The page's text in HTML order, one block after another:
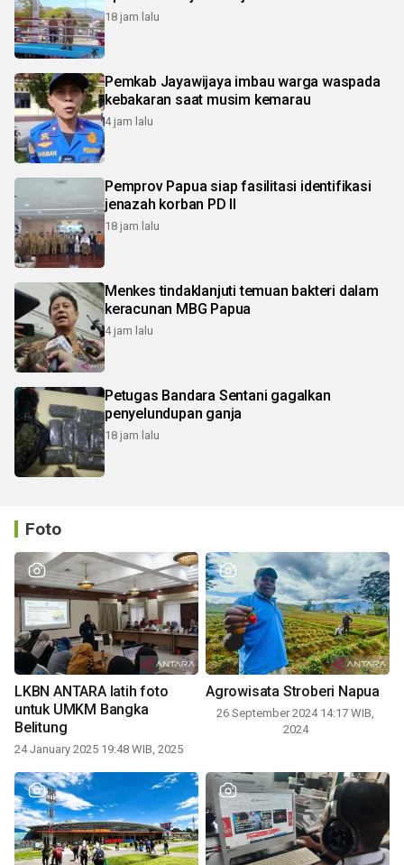
18 jam lalu
Pemkab Jayawijaya imbau warga waspada
kebakaran saat musim kemarau
4 jam lalu
Pemprov Papua siap fasilitasi identifikasi
jenazah korban PD II
18 jam lalu
Menkes tindaklanjuti temuan bakteri dalam
keracunan MBG Papua
4 jam lalu
Petugas Bandara Sentani gagalkan
penyelundupan ganja
18 jam lalu
Foto
LKBN ANTARA latih foto
untuk UMKM Bangka
Belitung
24 January 2025 19:48 WIB, 2025
Agrowisata Stroberi Napua
26 September 2024 14:17 WIB,
2024